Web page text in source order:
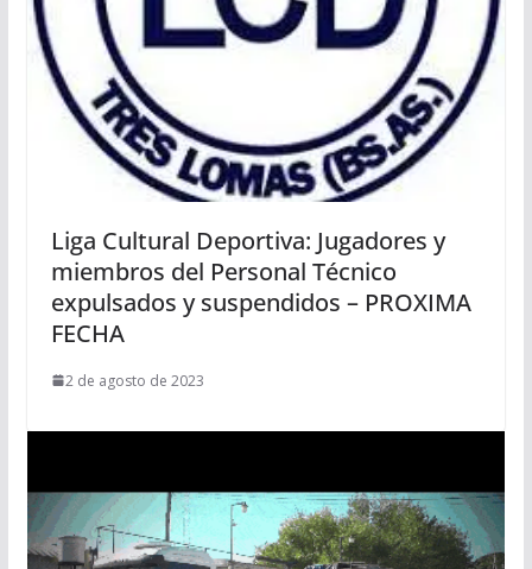
Liga Cultural Deportiva: Jugadores y
miembros del Personal Técnico
expulsados y suspendidos – PROXIMA
FECHA
2 de agosto de 2023